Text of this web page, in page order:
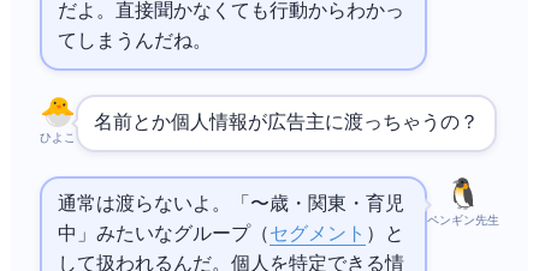
だよ。直接聞かなくても行動からわかっ
てしまうんだね。
ひよこ
名前とか個人情報が広告主に渡っちゃうの？
ペンギン先生
通常は渡らないよ。「20〜35歳・関東・育児
中」みたいなグループ（セグメント ）と
して扱われるんだ。個人を特定できる情